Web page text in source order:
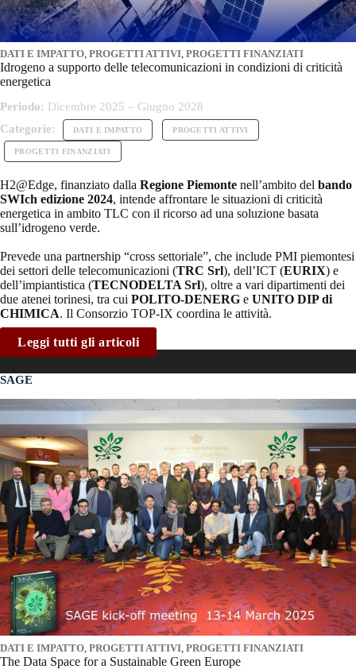
DATI E IMPATTO, PROGETTI ATTIVI, PROGETTI FINANZIATI
Idrogeno a supporto delle telecomunicazioni in condizioni di criticità
energetica
Periodo: Dicembre 2025 – Giugno 2028
Categorie:
DATI E IMPATTO PROGETTI ATTIVI
PROGETTI FINANZIATI
H2@Edge, finanziato dalla Regione Piemonte nell’ambito del bando
SWIch edizione 2024, intende affrontare le situazioni di criticità
energetica in ambito TLC con il ricorso ad una soluzione basata
sull’idrogeno verde.
Prevede una partnership “cross settoriale”, che include PMI piemontesi
dei settori delle telecomunicazioni (TRC Srl), dell’ICT (EURIX) e
dell’impiantistica (TECNODELTA Srl), oltre a vari dipartimenti dei
due atenei torinesi, tra cui POLITO-DENERG e UNITO DIP di
CHIMICA. Il Consorzio TOP-IX coordina le attività.
Leggi tutti gli articoli
SAGE
DATI E IMPATTO PROGETTI ATTIVI PROGETTI FINANZIATI
The Data Space for a Sustainable Green Europe